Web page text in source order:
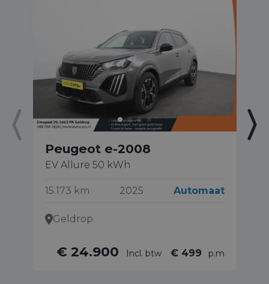
Peugeot e-2008
EV Allure 50 kWh
15.173 km 2025 Automaat
Geldrop
€ 24.900 Incl. btw € 499 p.m